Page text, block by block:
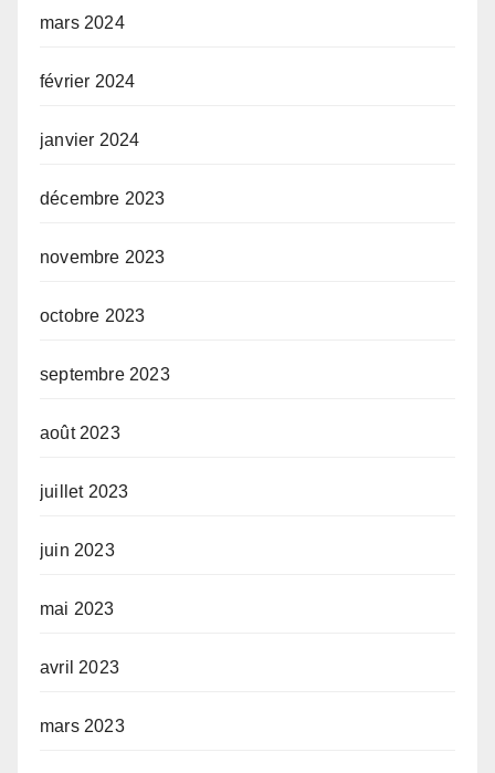
mars 2024
février 2024
janvier 2024
décembre 2023
novembre 2023
octobre 2023
septembre 2023
août 2023
juillet 2023
juin 2023
mai 2023
avril 2023
mars 2023